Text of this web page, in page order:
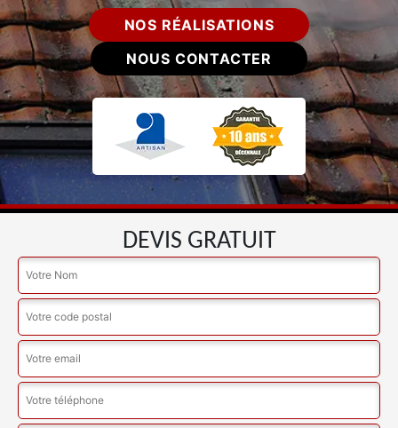
NOS RÉALISATIONS
NOUS CONTACTER
DEVIS GRATUIT